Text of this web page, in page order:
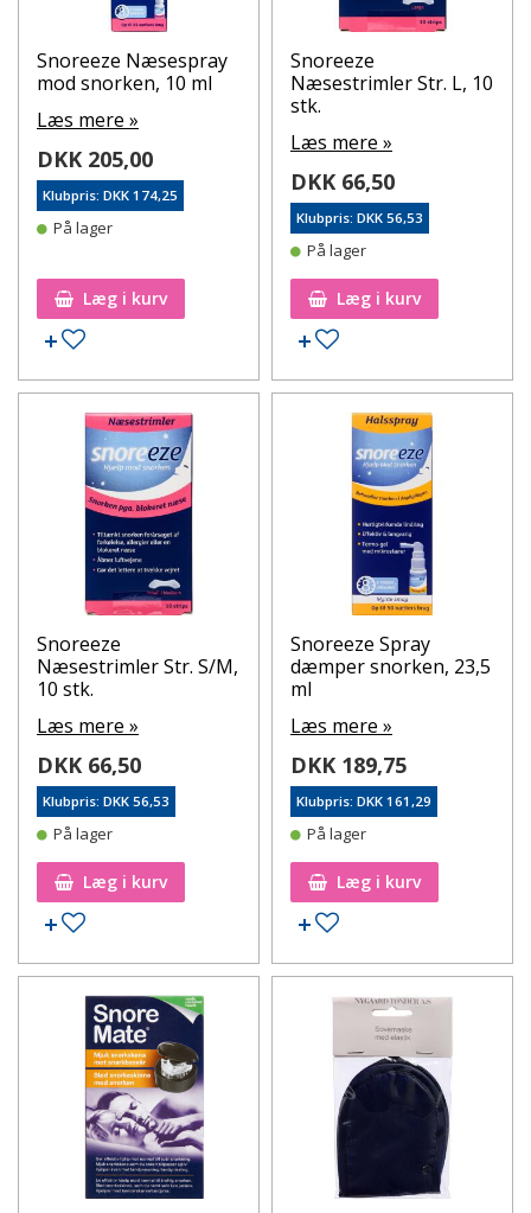
Snoreeze Næsespray
mod snorken, 10 ml
Læs mere »
DKK 205,00
Klubpris: DKK 174,25
På lager
Læg i kurv
Tilføj til ønskeseddel
Snoreeze
Næsestrimler Str. L, 10
stk.
Læs mere »
DKK 66,50
Klubpris: DKK 56,53
På lager
Læg i kurv
Tilføj til ønskeseddel
Snoreeze
Næsestrimler Str. S/M,
10 stk.
Læs mere »
DKK 66,50
Klubpris: DKK 56,53
På lager
Læg i kurv
Tilføj til ønskeseddel
Snoreeze Spray
dæmper snorken, 23,5
ml
Læs mere »
DKK 189,75
Klubpris: DKK 161,29
På lager
Læg i kurv
Tilføj til ønskeseddel